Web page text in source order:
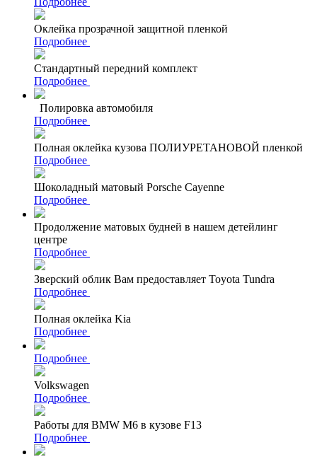
Оклейка прозрачной защитной пленкой
Подробнее
Стандартный передний комплект
Подробнее
Полировка автомобиля
Подробнее
Полная оклейка кузова ПОЛИУРЕТАНОВОЙ пленкой
Подробнее
Шоколадный матовый Porsche Cayenne
Подробнее
Продолжение матовых будней в нашем детейлинг
центре
Подробнее
Зверский облик Вам предоставляет Toyota Tundra
Подробнее
Полная оклейка Kia
Подробнее
Подробнее
Volkswagen
Подробнее
Работы для BMW M6 в кузове F13
Подробнее